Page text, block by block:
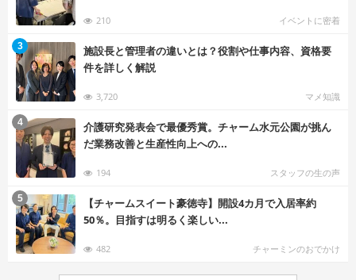
210 イベントに密着
施設長と管理者の違いとは？役割や仕事内容、資格要
件を詳しく解説
3,720 マメ知識
3
介護研究発表会で最優秀賞。チャーム水元公園が挑ん
だ業務改善と生産性向上への...
194 スタッフの生の声
4
【チャームスイート豪徳寺】開設4カ月で入居率約
50％。目指すは明るく楽しい...
482 チャーミンのおでかけ
5